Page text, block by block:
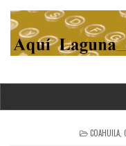
POSTED
IN
COAHUILA,